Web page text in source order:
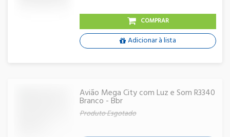
COMPRAR
Adicionar à lista
Avião Mega City com Luz e Som R3340
Branco - Bbr
Produto Esgotado